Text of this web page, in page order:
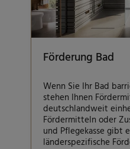
Förderung Bad
Wenn Sie Ihr Bad
stehen Ihnen
deutschlandweit
Fördermitteln oder
und Pflegekasse gibt
länderspezifische